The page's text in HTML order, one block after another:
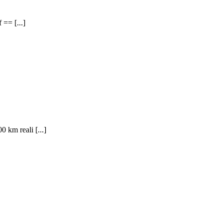
== [...]
km reali [...]